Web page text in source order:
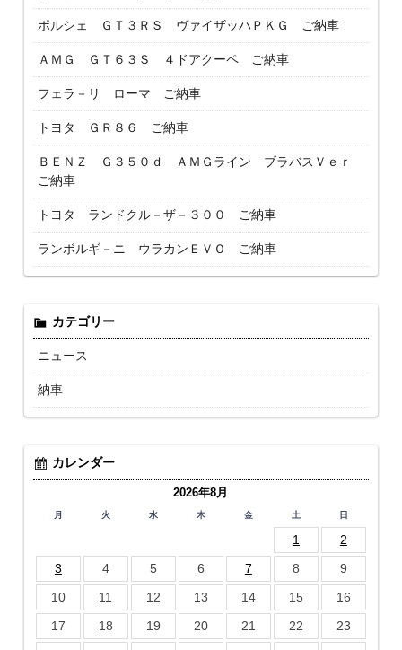
ポルシェ ＧＴ３ＲＳ ヴァイザッハＰＫＧ ご納車
ＡＭＧ ＧＴ６３Ｓ ４ドアクーペ ご納車
フェラ－リ ローマ ご納車
トヨタ ＧＲ８６ ご納車
ＢＥＮＺ Ｇ３５０ｄ ＡＭＧライン ブラバスＶｅｒ
ご納車
トヨタ ランドクル－ザ－３００ ご納車
ランボルギ－ニ ウラカンＥＶＯ ご納車
カテゴリー
ニュース
納車
カレンダー
2026年8月
月 火 水 木 金 土 日
1
2
3
4 5 6 7 8
9
10
11 12 13 14 15
16
17
18 19 20 21 22
23